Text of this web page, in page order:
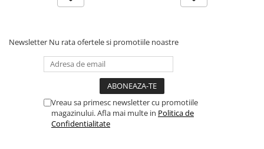
Newsletter Nu rata ofertele si promotiile noastre
Vreau sa primesc newsletter cu promotiile
magazinului. Afla mai multe in Politica de
Confidentialitate